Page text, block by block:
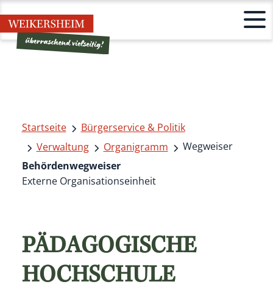
Startseite
Bürgerservice & Politik
Verwaltung
Organigramm
Wegweiser
Behördenwegweiser
Externe Organisationseinheit
PÄDAGOGISCHE
HOCHSCHULE